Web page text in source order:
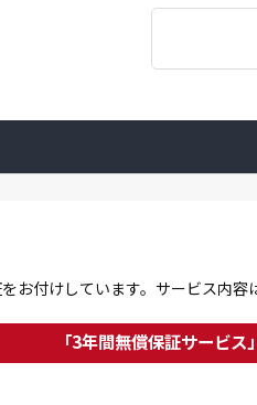
お付けしています。サービス内容
「3年間無償保証サービス